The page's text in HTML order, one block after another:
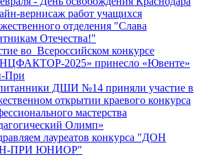
вернисаж работ учащихся
отделения "Слава
Отечества!"
во Всероссийском конкурсе
2025» принесло «Ювенте»
При
ДШИ №14 приняли участие в
открытии краевого конкурса
мастерства
Олимп»
лауреатов конкурса "ДОН
ПРИ ЮНИОР"